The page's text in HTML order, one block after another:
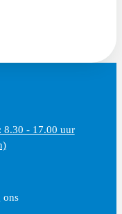
8.30 - 17.00 uur
ons